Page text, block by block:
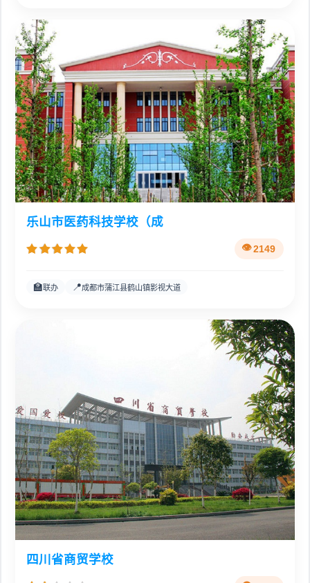
乐山市医药科技学校（成
2149
🏫联办 📍成都市蒲江县鹤山镇影视大道
四川省商贸学校